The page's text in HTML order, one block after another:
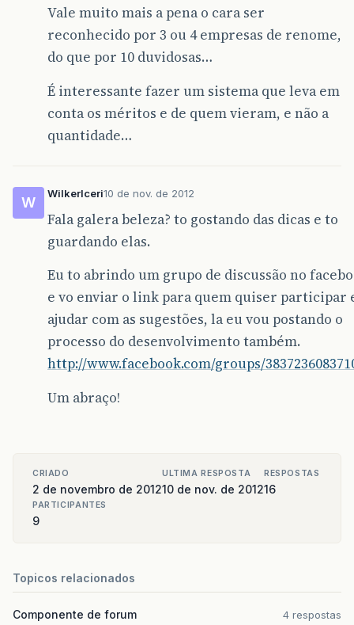
Vale muito mais a pena o cara ser
reconhecido por 3 ou 4 empresas de renome,
do que por 10 duvidosas…
É interessante fazer um sistema que leva em
conta os méritos e de quem vieram, e não a
quantidade…
W
WilkerIceri10 de nov. de 2012
Fala galera beleza? to gostando das dicas e to
guardando elas.
Eu to abrindo um grupo de discussão no
e vo enviar o link para quem quiser participar
ajudar com as sugestões, la eu vou postando o
processo do desenvolvimento também.
http://www.facebook.com/groups/
Um abraço!
CRIADO
2 de novembro de 2012
ULTIMA RESPOSTA
10 de nov. de 2012
RESPOSTAS
16
PARTICIPANTES
9
Topicos relacionados
Componente de forum 4 respostas